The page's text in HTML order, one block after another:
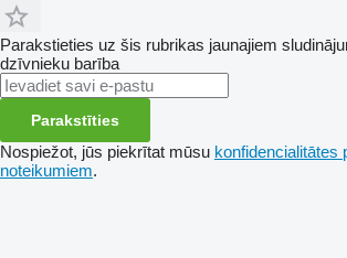
Parakstieties uz šis rubrikas jaunajiem
dzīvnieku barība
Parakstīties
Nospiežot, jūs piekrītat mūsu konfidencialitātes
noteikumiem.